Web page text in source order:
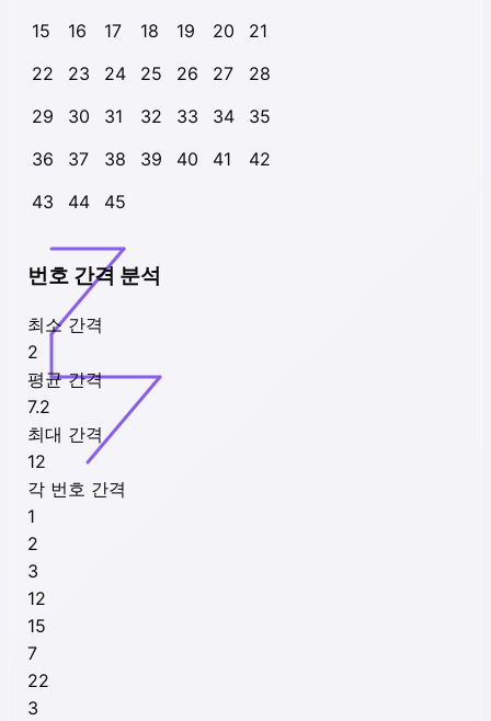
15
16 17 18 19 20
21
22
23 24 25 26 27
28
29
30 31 32 33 34
35
36
37 38 39 40 41
42
43
44 45
번호 간격 분석
최소 간격
2
평균 간격
7.2
최대 간격
12
각 번호 간격
1
2
3
12
15
7
22
3